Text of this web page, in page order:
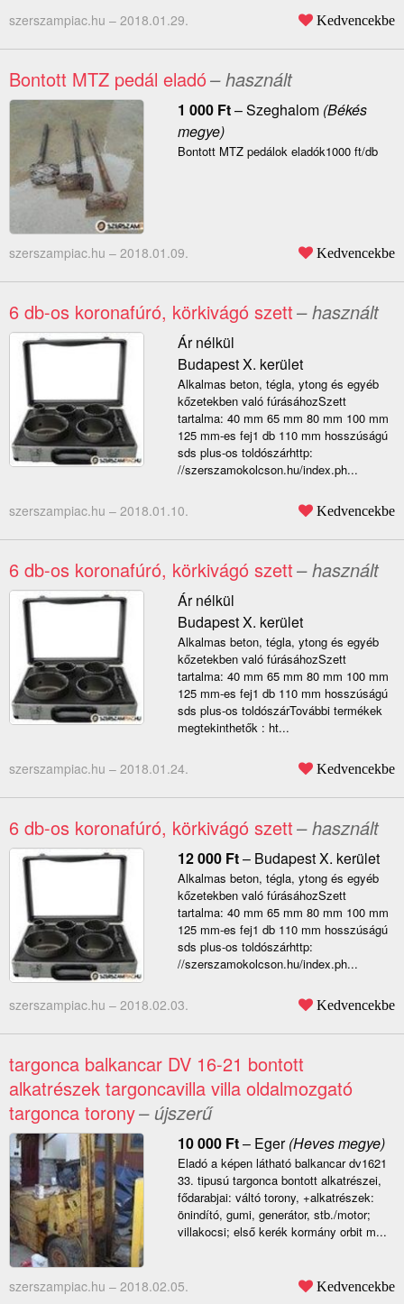
szerszampiac.hu – 2018.01.29. Kedvencekbe
Bontott MTZ pedál eladó– használt
1 000 Ft–Szeghalom(Békés
megye)
Bontott MTZ pedálok eladók1000 ft/db
szerszampiac.hu – 2018.01.09. Kedvencekbe
6 db-os koronafúró, körkivágó szett– használt
Ár nélkül
Budapest X. kerület
Alkalmas beton, tégla, ytong és egyéb
kőzetekben való fúrásáhozSzett
tartalma: 40 mm 65 mm 80 mm 100 mm
125 mm-es fej1 db 110 mm hosszúságú
sds plus-os toldószárhttp:
//szerszamokolcson.hu/index.ph...
szerszampiac.hu – 2018.01.10. Kedvencekbe
6 db-os koronafúró, körkivágó szett– használt
Ár nélkül
Budapest X. kerület
Alkalmas beton, tégla, ytong és egyéb
kőzetekben való fúrásáhozSzett
tartalma: 40 mm 65 mm 80 mm 100 mm
125 mm-es fej1 db 110 mm hosszúságú
sds plus-os toldószárTovábbi termékek
megtekinthetők : ht...
szerszampiac.hu – 2018.01.24. Kedvencekbe
6 db-os koronafúró, körkivágó szett– használt
12 000 Ft– Budapest X. kerület
Alkalmas beton, tégla, ytong és egyéb
kőzetekben való fúrásáhozSzett
tartalma: 40 mm 65 mm 80 mm 100 mm
125 mm-es fej1 db 110 mm hosszúságú
sds plus-os toldószárhttp:
//szerszamokolcson.hu/index.ph...
szerszampiac.hu – 2018.02.03. Kedvencekbe
targonca balkancar DV 16-21 bontott
alkatrészek targoncavilla villa oldalmozgató
targonca torony– újszerű
10 000 Ft– Eger(Heves megye)
Eladó a képen látható balkancar dv1621
33. tipusú targonca bontott alkatrészei,
fődarabjai: váltó torony, +alkatrészek:
önindító, gumi, generátor, stb./motor;
villakocsi; első kerék kormány orbit m...
szerszampiac.hu – 2018.02.05. Kedvencekbe